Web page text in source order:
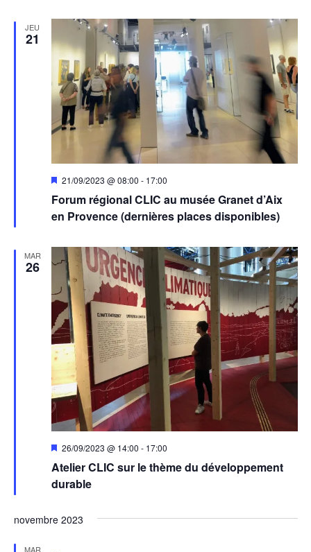
JEU
21
Forum régional CLIC au musée Granet d’Aix
en Provence (dernières places disponibles)
Mis
avant
21/09/2023 @ 08:00 - 17:00
MAR
26
Atelier CLIC sur le thème du développement
durable
Mis
avant
26/09/2023 @ 14:00 - 17:00
novembre 2023
MAR